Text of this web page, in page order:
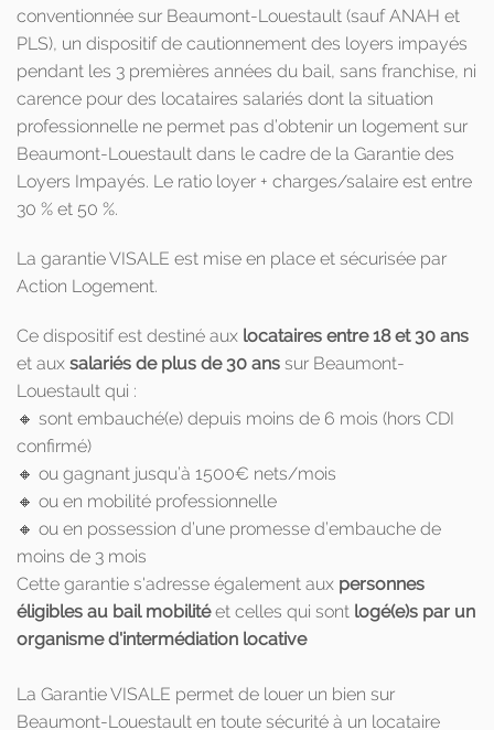
conventionnée sur Beaumont-Louestault (sauf ANAH et
PLS), un dispositif de cautionnement des loyers impayés
pendant les 3 premières années du bail, sans franchise, ni
carence pour des locataires salariés dont la situation
professionnelle ne permet pas d’obtenir un logement sur
Beaumont-Louestault dans le cadre de la Garantie des
Loyers Impayés. Le ratio loyer + charges/salaire est entre
30 % et 50 %.
La garantie VISALE est mise en place et sécurisée par
Action Logement.
Ce dispositif est destiné aux locataires entre 18 et 30 ans
et aux salariés de plus de 30 ans sur Beaumont-
Louestault qui :
🔸 sont embauché(e) depuis moins de 6 mois (hors CDI
confirmé)
🔸 ou gagnant jusqu’à 1500€ nets/mois
🔸 ou en mobilité professionnelle
🔸 ou en possession d’une promesse d’embauche de
moins de 3 mois
Cette garantie s'adresse également aux personnes
éligibles au bail mobilitéet celles qui sont logé(e)s par un
organisme d'intermédiation locative
La Garantie VISALE permet de louer un bien sur
Beaumont-Louestault en toute sécurité à un locataire